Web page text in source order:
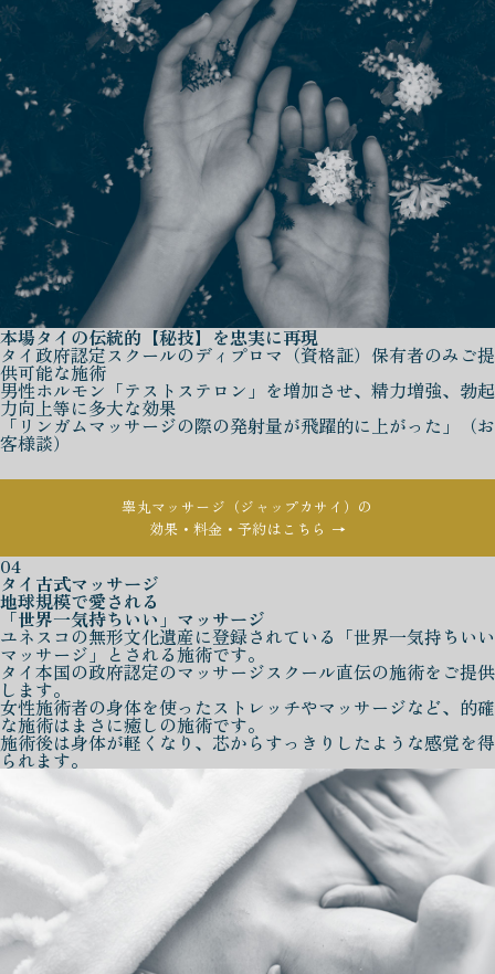
本場タイの伝統的【秘技】を忠実に再現
タイ政府認定スクールのディプロマ（資格証）保有者のみご提
供可能な施術
男性ホルモン「テストステロン」を増加させ、精力増強、勃起
力向上等に多大な効果
「リンガムマッサージの際の発射量が飛躍的に上がった」（お
客様談）
睾丸マッサージ（ジャップカサイ）の
効果・料金・予約はこちら →
04
タイ古式マッサージ
地球規模で愛される
「世界一気持ちいい」マッサージ
ユネスコの無形文化遺産に登録されている「世界一気持ちいい
マッサージ」とされる施術です。
タイ本国の政府認定のマッサージスクール直伝の施術をご提供
します。
女性施術者の身体を使ったストレッチやマッサージなど、的確
な施術はまさに癒しの施術です。
施術後は身体が軽くなり、芯からすっきりしたような感覚を得
られます。